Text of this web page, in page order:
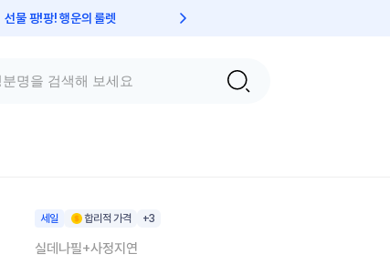
선물 팡!팡! 행운의 룰렛
세일 합리적 가격 +3
실데나필+사정지연